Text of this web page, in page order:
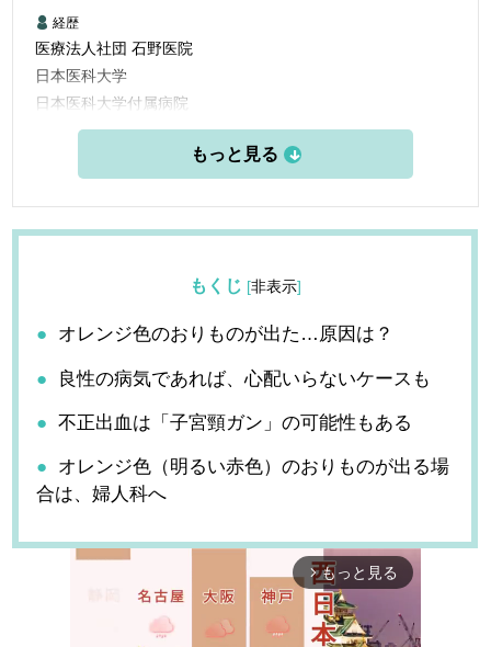
経歴
医療法人社団 石野医院
日本医科大学
日本医科大学付属病院
日本医科大付属第二病院
石野医院
もくじ [非表示]
オレンジ色のおりものが出た…原因は？
良性の病気であれば、心配いらないケースも
不正出血は「子宮頸ガン」の可能性もある
オレンジ色（明るい赤色）のおりものが出る場
合は、婦人科へ
arrow_forward_ios もっと見る